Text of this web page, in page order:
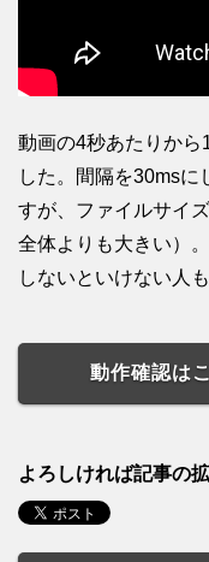
動画の4秒あたりから
した。間隔を30msに
すが、ファイルサイ
全体よりも大きい）
しないといけない人
動作確認は
よろしければ記事の